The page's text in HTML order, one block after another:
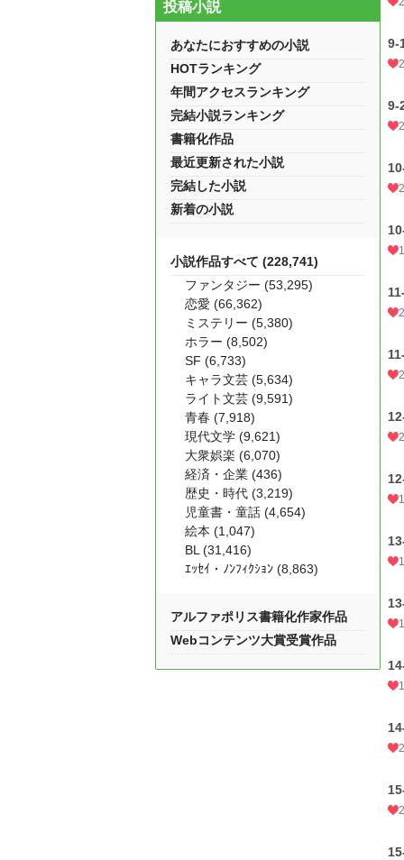
9-
9-
投稿小説
あなたにおすすめの小説
HOTランキング
年間アクセスランキング
完結小説ランキング
書籍化作品
最近更新された小説
完結した小説
新着の小説
小説作品すべて (228,741)
ファンタジー (53,295)
恋愛 (66,362)
ミステリー (5,380)
ホラー (8,502)
SF (6,733)
キャラ文芸 (5,634)
ライト文芸 (9,591)
青春 (7,918)
現代文学 (9,621)
大衆娯楽 (6,070)
経済・企業 (436)
歴史・時代 (3,219)
児童書・童話 (4,654)
絵本 (1,047)
BL (31,416)
ｴｯｾｲ・ﾉﾝﾌｨｸｼｮﾝ (8,863)
アルファポリス書籍化作家作品
Webコンテンツ大賞受賞作品